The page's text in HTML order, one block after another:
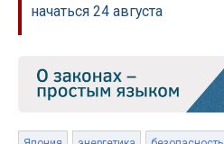
начаться 24 августа